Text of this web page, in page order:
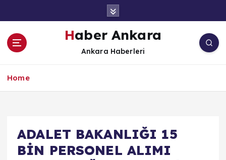
Haber Ankara
Ankara Haberleri
Home
ADALET BAKANLIĞI 15
BİN PERSONEL ALIMI